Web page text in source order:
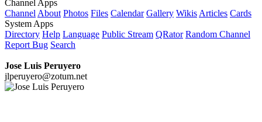
Channel Apps
Channel About Photos Files Calendar Gallery Wikis Articles Cards
System Apps
Directory Help Language Public Stream QRator Random Channel
Report Bug Search
Jose Luis Peruyero
jlperuyero@zotum.net